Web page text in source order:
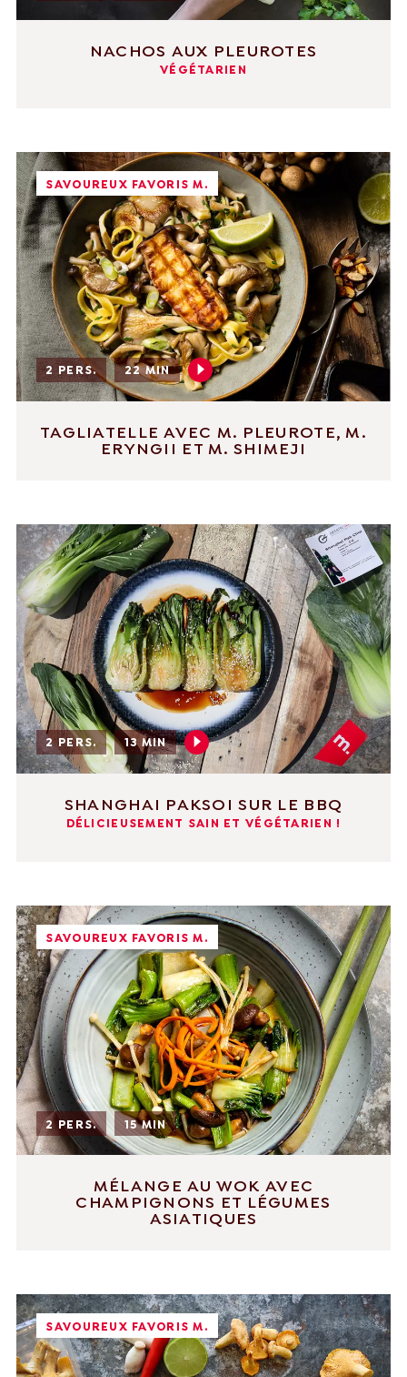
NACHOS AUX PLEUROTES
VÉGÉTARIEN
SAVOUREUX FAVORIS M.
2 PERS. 22 MIN
TAGLIATELLE AVEC M. PLEUROTE, M.
ERYNGII ET M. SHIMEJI
2 PERS. 13 MIN
SHANGHAI PAKSOI SUR LE BBQ
DÉLICIEUSEMENT SAIN ET VÉGÉTARIEN !
SAVOUREUX FAVORIS M.
2 PERS. 15 MIN
MÉLANGE AU WOK AVEC
CHAMPIGNONS ET LÉGUMES
ASIATIQUES
SAVOUREUX FAVORIS M.